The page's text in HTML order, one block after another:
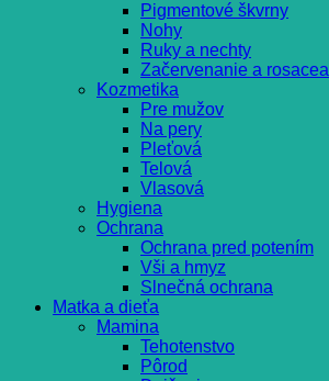
Pigmentové škvrny
Nohy
Ruky a nechty
Začervenanie a rosacea
Kozmetika
Pre mužov
Na pery
Pleťová
Telová
Vlasová
Hygiena
Ochrana
Ochrana pred potením
Vši a hmyz
Slnečná ochrana
Matka a dieťa
Mamina
Tehotenstvo
Pôrod